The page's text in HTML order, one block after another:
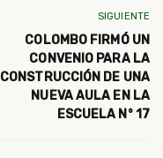
SIGUIENTE
COLOMBO FIRMÓ UN
CONVENIO PARA LA
CONSTRUCCIÓN DE UNA
NUEVA AULA EN LA
ESCUELA N° 17